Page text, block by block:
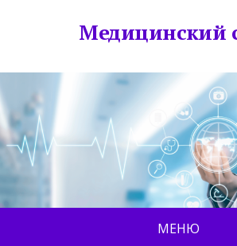
Медицинский
МЕНЮ